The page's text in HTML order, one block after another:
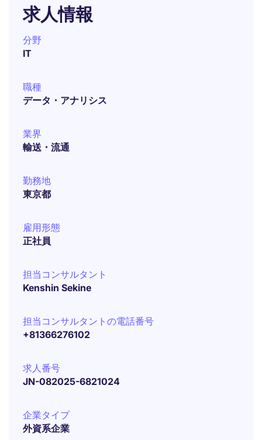
求人情報
分野
IT
職種
データ・アナリシス
業界
輸送・流通
勤務地
東京都
雇用形態
正社員
担当コンサルタント
Kenshin Sekine
担当コンサルタントの電話番号
+81366276102
求人番号
JN-082025-6821024
企業タイプ
外資系企業